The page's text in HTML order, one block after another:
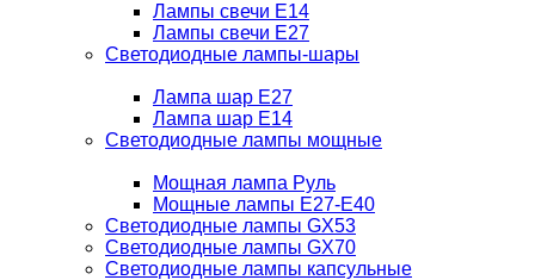
Лампы свечи Е14
Лампы свечи Е27
Светодиодные лампы-шары
Лампа шар E27
Лампа шар Е14
Светодиодные лампы мощные
Мощная лампа Руль
Мощные лампы E27-E40
Светодиодные лампы GX53
Светодиодные лампы GX70
Светодиодные лампы капсульные